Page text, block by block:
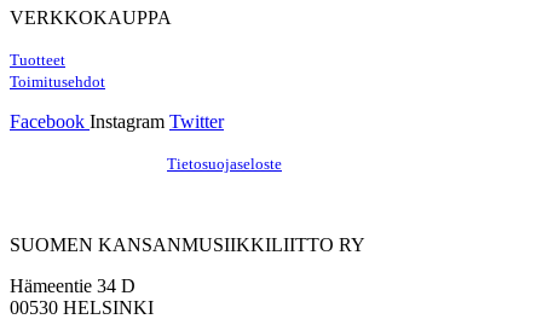
VERKKOKAUPPA
Tuotteet
Toimitusehdot
Facebook Instagram Twitter
Tietosuojaseloste
SUOMEN KANSANMUSIIKKILIITTO RY
Hämeentie 34 D
00530 HELSINKI